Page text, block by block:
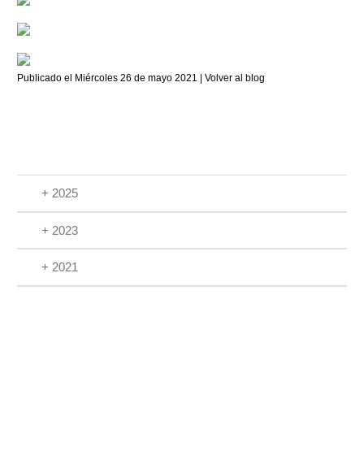
Publicado el Miércoles 26 de mayo 2021 | Volver al blog
+ 2025
+ 2023
+ 2021